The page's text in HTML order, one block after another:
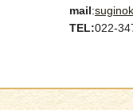
mail:
TEL:022-